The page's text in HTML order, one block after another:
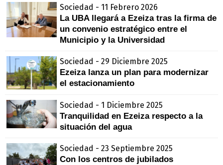
Sociedad - 11 Febrero 2026
La UBA llegará a Ezeiza tras la firma de
un convenio estratégico entre el
Municipio y la Universidad
Sociedad - 29 Diciembre 2025
Ezeiza lanza un plan para modernizar
el estacionamiento
Sociedad - 1 Diciembre 2025
Tranquilidad en Ezeiza respecto a la
situación del agua
Sociedad - 23 Septiembre 2025
Con los centros de jubilados